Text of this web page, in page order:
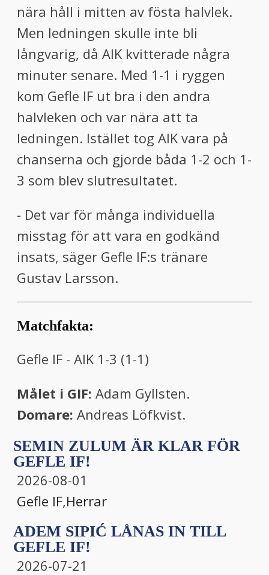
nära håll i mitten av fösta halvlek.
Men ledningen skulle inte bli
långvarig, då AIK kvitterade några
minuter senare. Med 1-1 i ryggen
kom Gefle IF ut bra i den andra
halvleken och var nära att ta
ledningen. Istället tog AIK vara på
chanserna och gjorde båda 1-2 och 1-
3 som blev slutresultatet.
- Det var för många individuella
misstag för att vara en godkänd
insats, säger Gefle IF:s tränare
Gustav Larsson.
Matchfakta:
Gefle IF - AIK 1-3 (1-1)
Målet i GIF: Adam Gyllsten.
Domare: Andreas Löfkvist.
SEMIN ZULUM ÄR KLAR FÖR
GEFLE IF!
2026-08-01
Gefle IF,Herrar
ADEM SIPIĆ LÅNAS IN TILL
GEFLE IF!
2026-07-21